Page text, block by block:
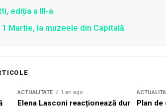
ediția a III-a
Martie, la muzeele din Capitală
ACTUALITATE 1 an ago
Elena Lasconi reacționează dur
Plan de